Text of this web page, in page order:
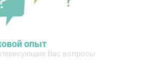
опыт
Вас вопросы